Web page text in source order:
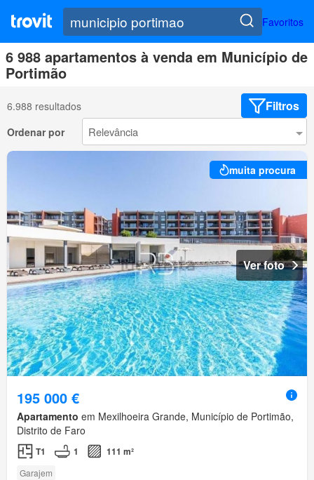
Favoritos
6 988 apartamentos à venda em Município de
Portimão
6.988 resultados Filtros
Ordenar por
muita procura
Ver foto
195 000 €
Apartamento em Mexilhoeira Grande, Município de Portimão,
Distrito de Faro
T1 1 111 m²
Garajem